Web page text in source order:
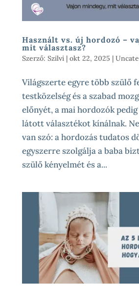
Használt vs. új hordozó –
mit választasz?
Szerző: Szilvi| okt 22, 2025 |
Világszerte egyre több szülő
testközelség és a szabad
előnyét, a mai hordozók pedig
látott választékot kínálnak.
van szó: a hordozás tudatos
egyszerre szolgálja a baba
szülő kényelmét és a...